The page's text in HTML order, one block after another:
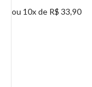
ou 10x de R$ 33,90